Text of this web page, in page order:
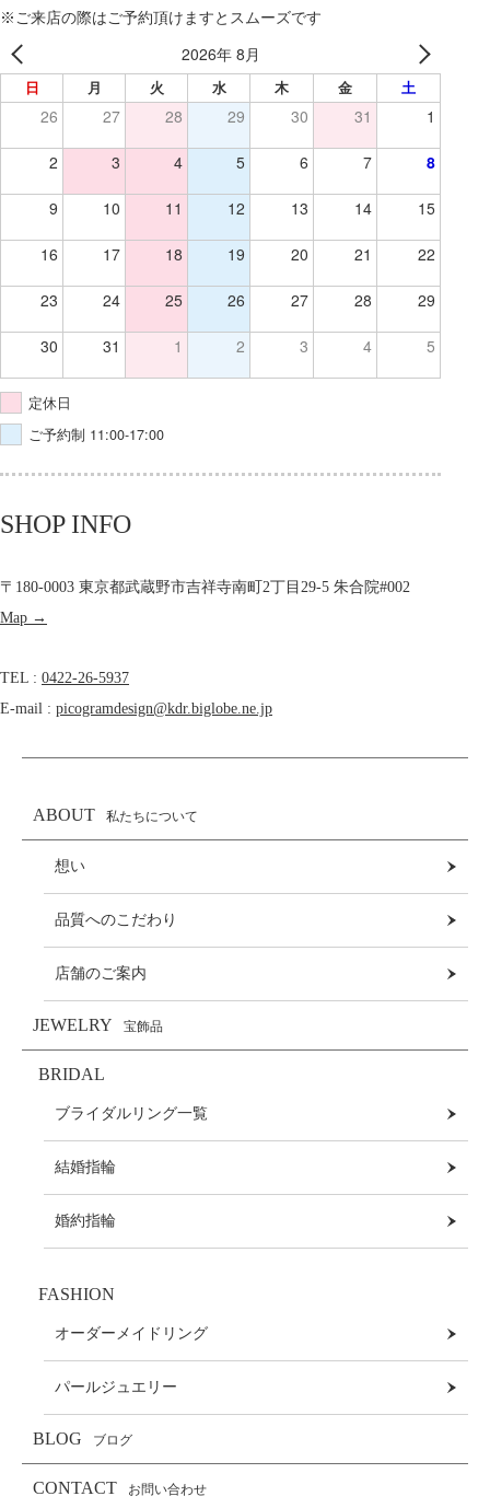
※ご来店の際はご予約頂けますとスムーズです
2026年 8月
日 月 火 水 木 金 土
26 27 28 29 30 31 1
2 3 4 5 6 7 8
9 10 11 12 13 14 15
16 17 18 19 20 21 22
23 24 25 26 27 28 29
30 31 1 2 3 4 5
定休日
ご予約制 11:00-17:00
SHOP INFO
〒180-0003 東京都武蔵野市吉祥寺南町2丁目29-5 朱合院#002
Map →
TEL : 0422-26-5937
E-mail : picogramdesign@kdr.biglobe.ne.jp
ABOUT 私たちについて
想い
品質へのこだわり
店舗のご案内
JEWELRY 宝飾品
BRIDAL
ブライダルリング一覧
結婚指輪
婚約指輪
FASHION
オーダーメイドリング
パールジュエリー
BLOG ブログ
CONTACT お問い合わせ